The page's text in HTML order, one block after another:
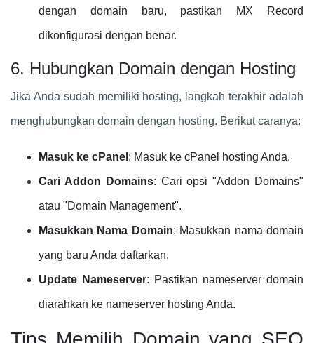
dengan domain baru, pastikan MX Record
dikonfigurasi dengan benar.
6. Hubungkan Domain dengan Hosting
Jika Anda sudah memiliki hosting, langkah terakhir adalah
menghubungkan domain dengan hosting. Berikut caranya:
Masuk ke cPanel : Masuk ke cPanel hosting Anda.
Cari Addon Domains: Cari opsi "Addon Domains"
atau "Domain Management".
Masukkan Nama Domain: Masukkan nama domain
yang baru Anda daftarkan.
Update Nameserver: Pastikan nameserver domain
diarahkan ke nameserver hosting Anda.